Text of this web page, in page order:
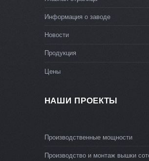
Информация о заводе
Новости
Продукция
Цены
НАШИ ПРОЕКТЫ
Производственные мощности
Производство и монтаж вышки